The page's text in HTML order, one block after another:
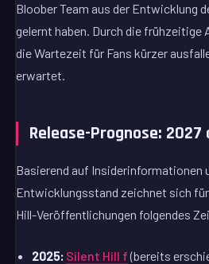
Bloober Team aus der Entwicklung
gelernt haben. Durch die
die Wartezeit für Fans kürzer
erwartet.
Release-Prognose:
Basierend auf Insiderinformationen
Entwicklungsstand zeichnet sich
Hill-Veröffentlichungen folgendes
2025: Silent Hill f(bereits